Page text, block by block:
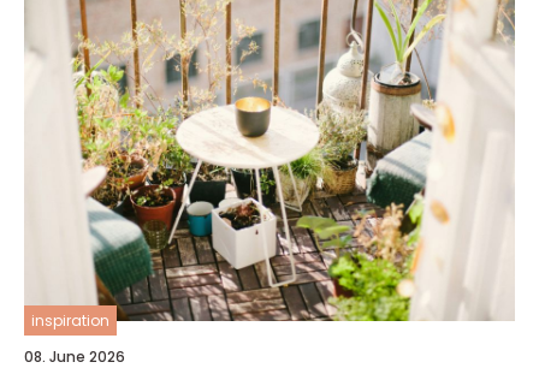
inspiration
08. June 2026